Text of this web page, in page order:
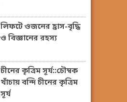
লিফটে ওজনের হ্রাস-বৃদ্ধি
ও বিজ্ঞানের রহস্য
চীনের কৃত্রিম সূর্য::চৌম্বক
খাঁচায় বন্দি চীনের কৃত্রিম
সূর্য